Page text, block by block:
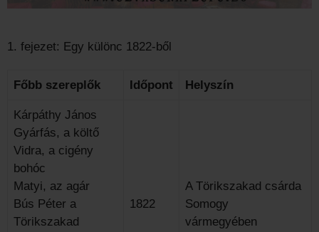
1. fejezet: Egy különc 1822-ből
Főbb szereplők Időpont Helyszín
Kárpáthy János
Gyárfás, a költő
Vidra, a cigény
bohóc
Matyi, az agár
Bús Péter a
Törikszakad
1822
A Törikszakad csárda
Somogy
vármegyében